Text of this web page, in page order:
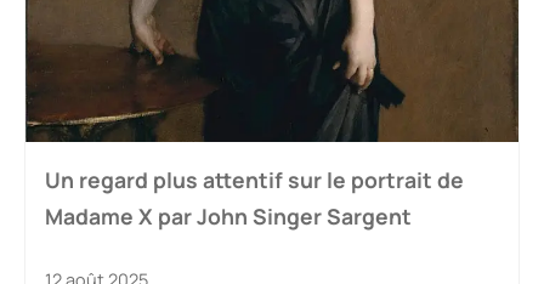
Un regard plus attentif sur le portrait de
Madame X par John Singer Sargent